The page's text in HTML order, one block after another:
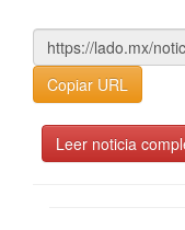
Copiar URL
Leer noticia